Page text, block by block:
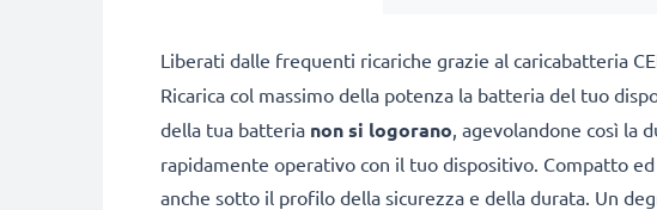
Liberati dalle frequenti ricariche grazie al caricabatteria
Ricarica col massimo della potenza la batteria del tuo
della tua batteria non si logorano, agevolandone così la
rapidamente operativo con il tuo dispositivo. Compatto
anche sotto il profilo della sicurezza e della durata. Un